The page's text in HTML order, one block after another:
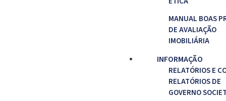
MANUAL BOAS
DE AVALIAÇÃO
IMOBILIÁRIA
INFORMAÇÃO
RELATÓRIOS E
RELATÓRIOS DE
GOVERNO